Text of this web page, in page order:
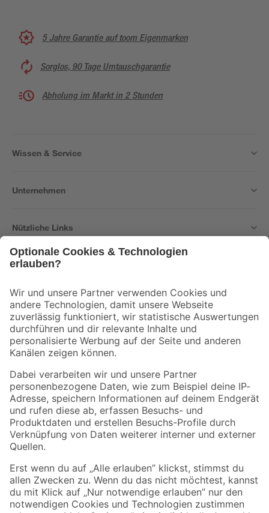
5 Jahre Garantie auf toom Eigenmarken
Sorglos, 90 Tage Umtauschgarantie
Abholung im Markt in 2 Stunden
Wissen & Service
Unternehmen
Nützliche Links
Der toom Newsletter: Keine Angebote und Aktionen mehr verpassen!
Zur Newsletter Anmeldung
Folge uns
Zahlungsarten Versandarten
Sicher einkaufen
Jetzt die toom-App herunterladen